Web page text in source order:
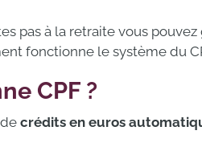
pas à la retraite vous
fonctionne le système du
CPF ?
crédits en euros